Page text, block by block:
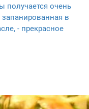
получается очень
в
- прекрасное